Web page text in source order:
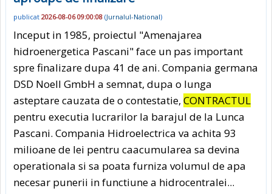
publicat 2026-08-06 09:00:08 (Jurnalul-National)
Inceput in 1985, proiectul "Amenajarea
hidroenergetica Pascani" face un pas important
spre finalizare dupa 41 de ani. Compania germana
DSD Noell GmbH a semnat, dupa o lunga
asteptare cauzata de o contestatie, CONTRACTUL
pentru executia lucrarilor la barajul de la Lunca
Pascani. Compania Hidroelectrica va achita 93
milioane de lei pentru caacumularea sa devina
operationala si sa poata furniza volumul de apa
necesar punerii in functiune a hidrocentralei...